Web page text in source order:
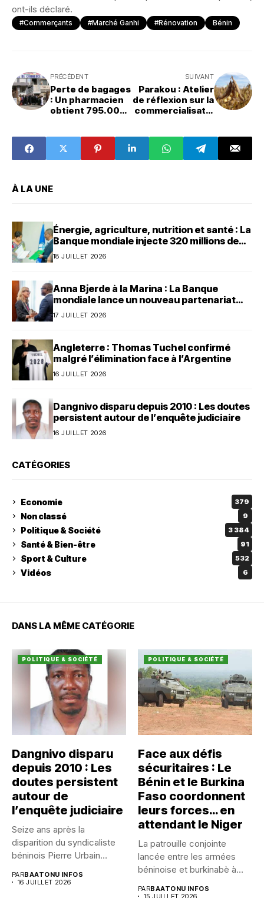
ont-ils déclaré.
#Commerçants #marché Ganhi #Rénovation Bénin
PRÉCÉDENT
Perte de bagages
: Un pharmacien
obtient 795.000
SUIVANT
Parakou : Atelier
de réflexion sur la
commercialisatio
2025
À LA UNE
Énergie, agriculture, nutrition et santé : La
Banque mondiale injecte 320 millions de
dollars au Bénin
18 JUILLET 2026
Anna Bjerde à la Marina : La Banque
mondiale lance un nouveau partenariat
avec le Bénin
17 JUILLET 2026
Angleterre : Thomas Tuchel confirmé
malgré l’élimination face à l’Argentine
16 JUILLET 2026
Dangnivo disparu depuis 2010 : Les doutes
persistent autour de l’enquête judiciaire
16 JUILLET 2026
CATÉGORIES
Economie 379
Non classé 9
Politique & Société 3 384
Santé & Bien-être 91
Sport & Culture 532
Vidéos 6
DANS LA MÊME CATÉGORIE
POLITIQUE & SOCIÉTÉ
Dangnivo disparu
depuis 2010 : Les
doutes persistent
autour de
l’enquête judiciaire
Seize ans après la
disparition du syndicaliste
béninois Pierre Urbain
PARBAATONU INFOS
16 JUILLET 2026
POLITIQUE & SOCIÉTÉ
Face aux défis
sécuritaires : Le
Bénin et le Burkina
Faso coordonnent
leurs forces… en
attendant le Niger
La patrouille conjointe
lancée entre les armées
béninoise et burkinabè à
PARBAATONU INFOS
15 JUILLET 2026